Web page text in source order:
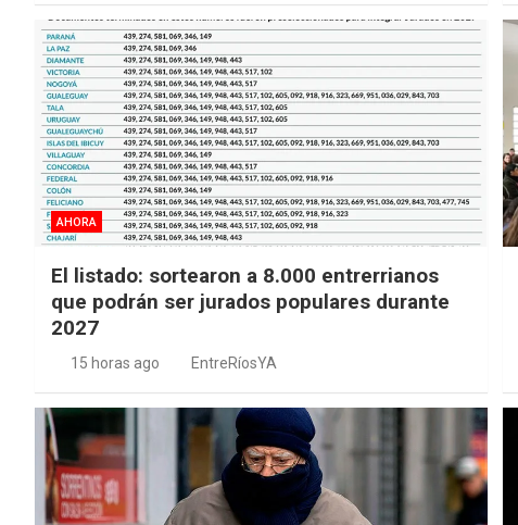
AHORA
El listado: sortearon a 8.000 entrerrianos
que podrán ser jurados populares durante
2027
15 horas ago EntreRíosYA